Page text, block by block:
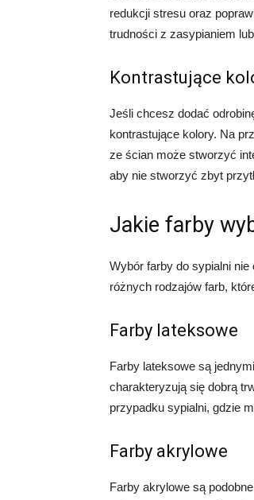
redukcji stresu oraz
trudności z zasypianiem
Kontrastujące
Jeśli chcesz dodać
kontrastujące kolory. Na
ze ścian może stworzyć
aby nie stworzyć zbyt
Jakie farby
Wybór farby do sypialni
różnych rodzajów farb,
Farby lateksowe
Farby lateksowe są
charakteryzują się dobrą
przypadku sypialni, gdzie
Farby akrylowe
Farby akrylowe są